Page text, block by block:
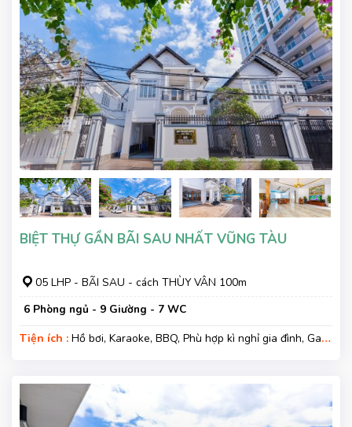
BIỆT THỰ GẦN BÃI SAU NHẤT VŨNG TÀU
05 LHP - BÃI SAU - cách THÙY VÂN 100m
6 Phòng ngủ - 9 Giường - 7 WC
Tiện ích : Hồ bơi, Karaoke, BBQ, Phù hợp kì nghỉ gia đình, Gara